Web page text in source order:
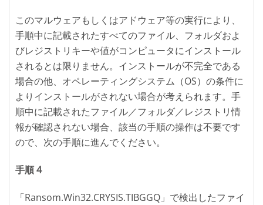
このマルウェアもしくはアドウェア等の実行により、
手順中に記載されたすべてのファイル、フォルダおよ
びレジストリキーや値がコンピュータにインストール
されるとは限りません。インストールが不完全である
場合の他、オペレーティングシステム（OS）の条件に
よりインストールがされない場合が考えられます。手
順中に記載されたファイル／フォルダ／レジストリ情
報が確認されない場合、該当の手順の操作は不要です
ので、次の手順に進んでください。
手順 4
「Ransom.Win32.CRYSIS.TIBGGQ」で検出したファイ